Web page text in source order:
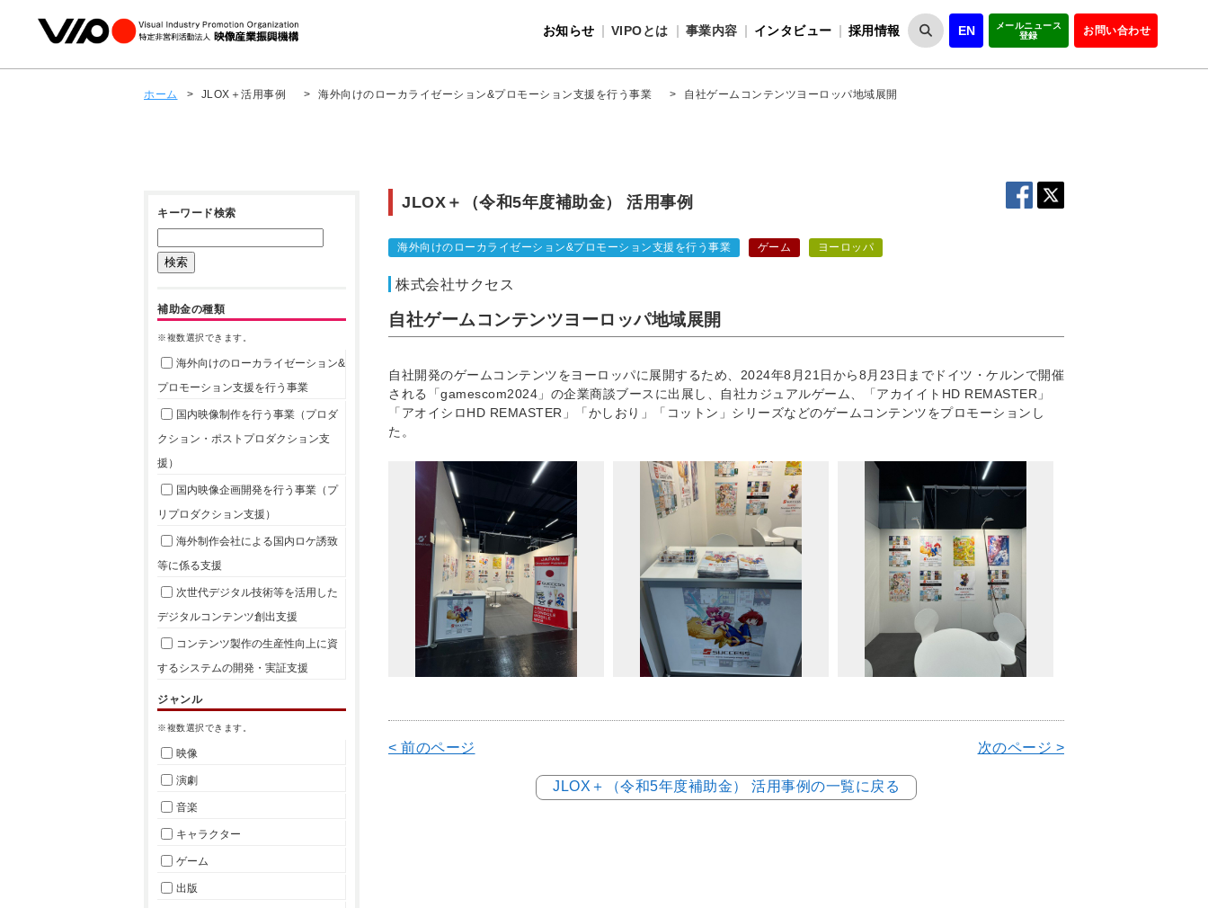
お知らせ VIPOとは
VIPOとは
事業内容
インタビュー 採用情報 EN
メールニュース
登録
お問い合わせ
ホーム > JLOX＋活用事例 > 海外向けのローカライゼーション&プロモーション支援を行う事業 > 自社ゲームコンテンツヨーロッパ地域展開
JLOX＋（令和5年度補助金） 活用事例
海外向けのローカライゼーション&プロモーション支援を行う事業 ゲーム ヨーロッパ
株式会社サクセス
自社ゲームコンテンツヨーロッパ地域展開
自社開発のゲームコンテンツをヨーロッパに展開するため、2024年8月21日から8月23日までドイツ・ケルンで開催
される「gamescom2024」の企業商談ブースに出展し、自社カジュアルゲーム、「アカイイトHD REMASTER」
「アオイシロHD REMASTER」「かしおり」「コットン」シリーズなどのゲームコンテンツをプロモーションし
た。
< 前のページ 次のページ >
JLOX＋（令和5年度補助金） 活用事例の一覧に戻る
キーワード検索
補助金の種類
※複数選択できます。
海外向けのローカライゼーション&
プロモーション支援を行う事業
国内映像制作を行う事業（プロダ
クション・ポストプロダクション支
援）
国内映像企画開発を行う事業（プ
リプロダクション支援）
海外制作会社による国内ロケ誘致
等に係る支援
次世代デジタル技術等を活用した
デジタルコンテンツ創出支援
コンテンツ製作の生産性向上に資
するシステムの開発・実証支援
ジャンル
※複数選択できます。
映像
演劇
音楽
キャラクター
ゲーム
出版